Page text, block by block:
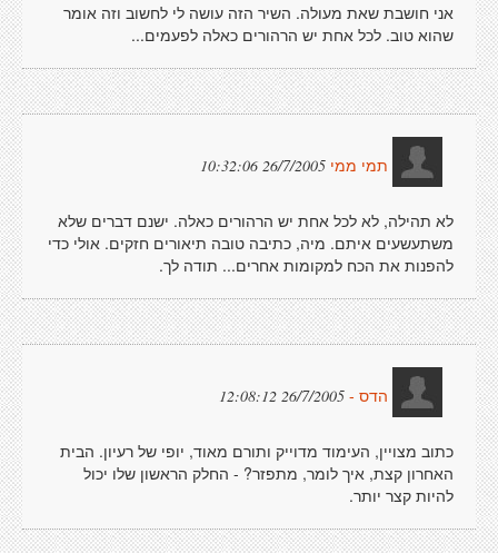
אני חושבת שאת מעולה. השיר הזה עושה לי לחשוב וזה אומר
שהוא טוב. לכל אחת יש הרהורים כאלה לפעמים...
תמי ממי 26/7/2005 10:32:06
לא תהילה, לא לכל אחת יש הרהורים כאלה. ישנם דברים שלא
משתעשעים איתם. מיה, כתיבה טובה תיאורים חזקים. אולי כדי
להפנות את הכח למקומות אחרים... תודה לך.
הדס - 26/7/2005 12:08:12
כתוב מצויין, העימוד מדוייק ותורם מאוד, יופי של רעיון. הבית
האחרון קצת, איך לומר, מתפזר? - החלק הראשון שלו יכול
להיות קצר יותר.